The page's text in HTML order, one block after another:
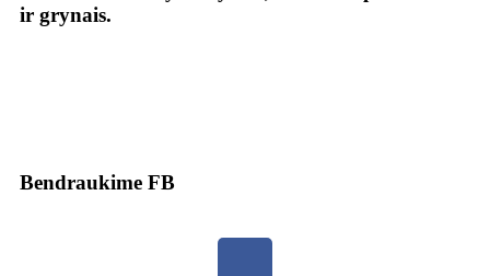
ir grynais.
Bendraukime FB